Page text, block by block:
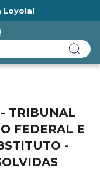
Loyola!
TRIBUNAL
FEDERAL E
-